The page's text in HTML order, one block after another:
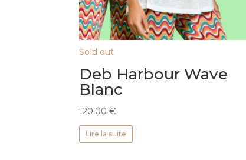
Sold out
Deb Harbour Wave
Blanc
120,00€
Lire la suite